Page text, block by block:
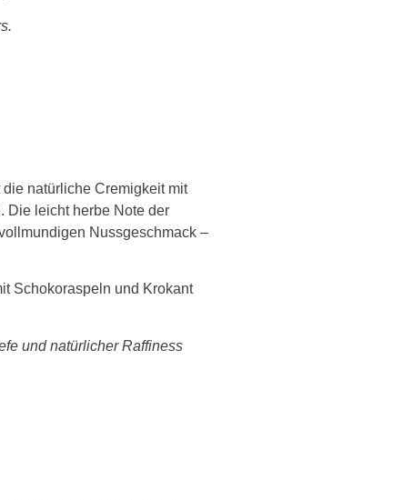
natürliche Cremigkeit mit
Die leicht herbe Note der
Nussgeschmack –
Schokoraspeln und Krokant
und natürlicher Raffiness